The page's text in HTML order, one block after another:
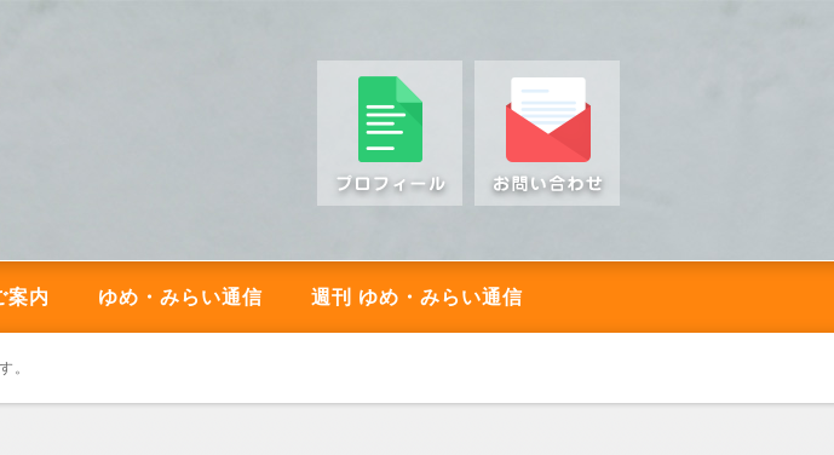
案内 ゆめ・みらい通信 週刊 ゆめ・みらい通信
。